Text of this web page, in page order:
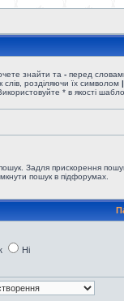
знайти та - перед
розділяючи їх символом |
* в якості
Задля прискорення
пошук в підфорумах.
Ні